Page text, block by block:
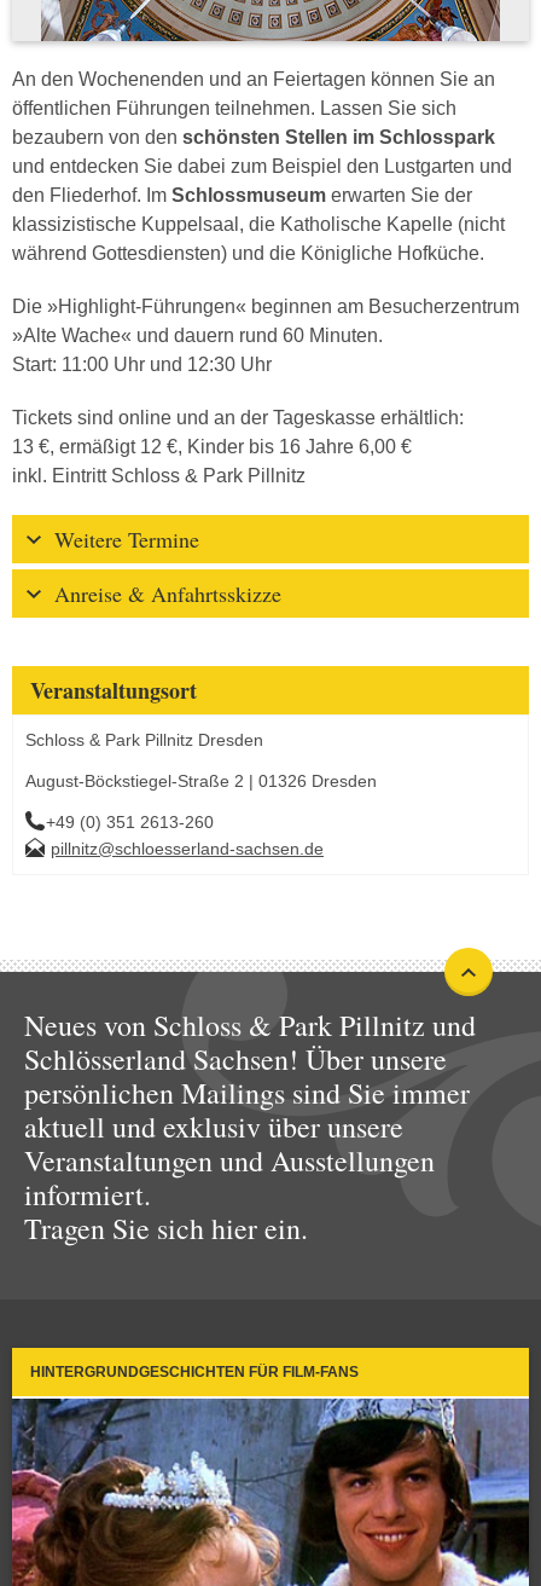
An den Wochenenden und an Feiertagen können Sie an
öffentlichen Führungen teilnehmen. Lassen Sie sich
bezaubern von den schönsten Stellen im Schlosspark
und entdecken Sie dabei zum Beispiel den Lustgarten und
den Fliederhof. Im Schlossmuseum erwarten Sie der
klassizistische Kuppelsaal, die Katholische Kapelle (nicht
während Gottesdiensten) und die Königliche Hofküche.
Die »Highlight-Führungen« beginnen am Besucherzentrum
»Alte Wache« und dauern rund 60 Minuten.
Start: 11:00 Uhr und 12:30 Uhr
Tickets sind online und an der Tageskasse erhältlich:
13 €, ermäßigt 12 €, Kinder bis 16 Jahre 6,00 €
inkl. Eintritt Schloss & Park Pillnitz
Weitere Termine
Anreise & Anfahrtsskizze
Veranstaltungsort
Schloss & Park Pillnitz Dresden
August-Böckstiegel-Straße 2 | 01326 Dresden
+49 (0) 351 2613-260
pillnitz@schloesserland-sachsen.de
Neues von Schloss & Park Pillnitz und
Schlösserland Sachsen! Über unsere
persönlichen Mailings sind Sie immer
aktuell und exklusiv über unsere
Veranstaltungen und Ausstellungen
informiert.
Tragen Sie sich hier ein.
HINTERGRUNDGESCHICHTEN FÜR FILM-FANS